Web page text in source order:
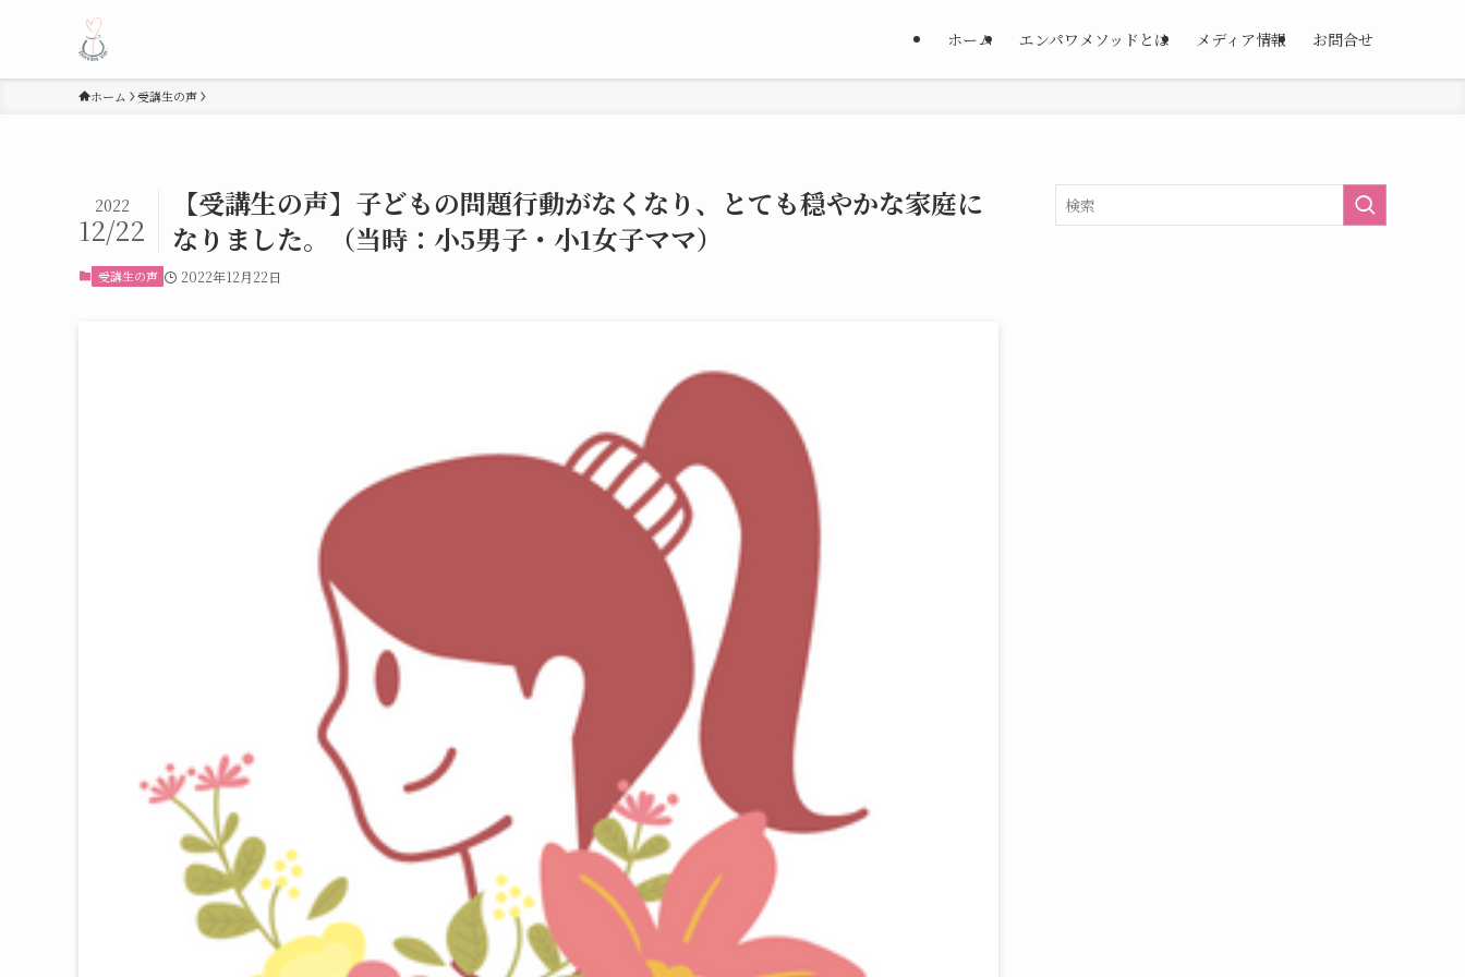
ホーム エンパワメソッドとは メディア情報 お問合せ
ホーム 受講生の声
【受講生の声】子どもの問題行動がなくなり、とても穏やかな家庭に
なりました。（当時：小5男子・小1女子ママ）
2022
12/22
受講生の声 2022年12月22日